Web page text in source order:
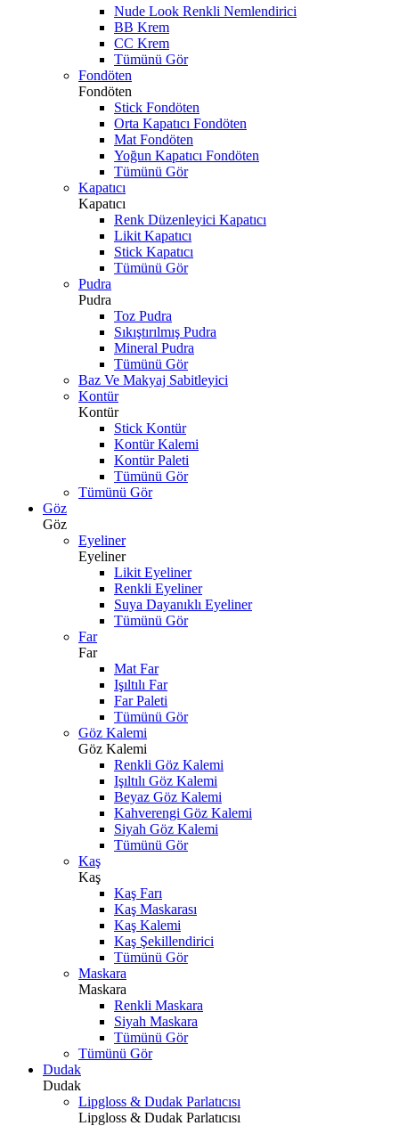
Nude Look Renkli Nemlendirici
BB Krem
CC Krem
Tümünü Gör
Fondöten
Fondöten
Stick Fondöten
Orta Kapatıcı Fondöten
Mat Fondöten
Yoğun Kapatıcı Fondöten
Tümünü Gör
Kapatıcı
Kapatıcı
Renk Düzenleyici Kapatıcı
Likit Kapatıcı
Stick Kapatıcı
Tümünü Gör
Pudra
Pudra
Toz Pudra
Sıkıştırılmış Pudra
Mineral Pudra
Tümünü Gör
Baz Ve Makyaj Sabitleyici
Kontür
Kontür
Stick Kontür
Kontür Kalemi
Kontür Paleti
Tümünü Gör
Tümünü Gör
Göz
Göz
Eyeliner
Eyeliner
Likit Eyeliner
Renkli Eyeliner
Suya Dayanıklı Eyeliner
Tümünü Gör
Far
Far
Mat Far
Işıltılı Far
Far Paleti
Tümünü Gör
Göz Kalemi
Göz Kalemi
Renkli Göz Kalemi
Işıltılı Göz Kalemi
Beyaz Göz Kalemi
Kahverengi Göz Kalemi
Siyah Göz Kalemi
Tümünü Gör
Kaş
Kaş
Kaş Farı
Kaş Maskarası
Kaş Kalemi
Kaş Şekillendirici
Tümünü Gör
Maskara
Maskara
Renkli Maskara
Siyah Maskara
Tümünü Gör
Tümünü Gör
Dudak
Dudak
Lipgloss & Dudak Parlatıcısı
Lipgloss & Dudak Parlatıcısı